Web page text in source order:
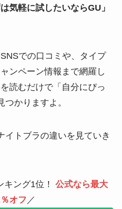
気軽に試したいならGU」
での口コミや、タイプ
ンペーン情報まで網羅し
読むだけで「自分にぴっ
かりますよ。
イトブラの違いを見ていき
キング1位！ 公式なら最大
オフ／